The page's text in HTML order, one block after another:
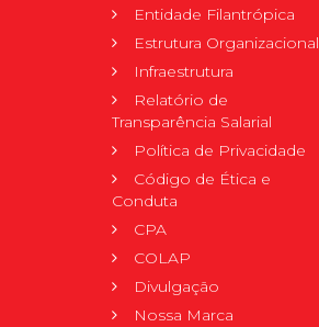
Entidade Filantrópica
Estrutura Organizacional
Infraestrutura
Relatório de
Transparência Salarial
Política de Privacidade
Código de Ética e
Conduta
CPA
COLAP
Divulgação
Nossa Marca